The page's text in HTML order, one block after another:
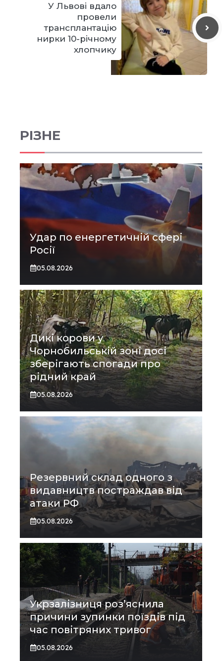
У Львові вдало
провели
трансплантацію
нирки 10-річному
хлопчику
РІЗНЕ
Удар по енергетичній сфері
Росії
05.08.2026
Дикі корови у
Чорнобильській зоні досі
зберігають спогади про
рідний край
05.08.2026
Резервний склад одного з
видавництв постраждав від
атаки РФ
05.08.2026
Укрзалізниця роз’яснила
причини зупинки поїздів під
час повітряних тривог
05.08.2026